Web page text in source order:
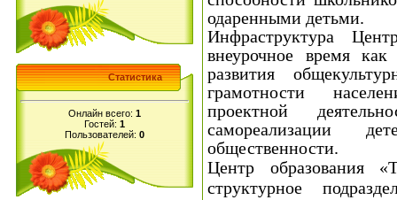
Статистика
Онлайн всего: 1
Гостей: 1
Пользователей: 0
одаренными детьми.
Инфраструктура
внеурочное время как
развития
грамотности
проектной
самореализации
общественности.
Центр образования
структурное